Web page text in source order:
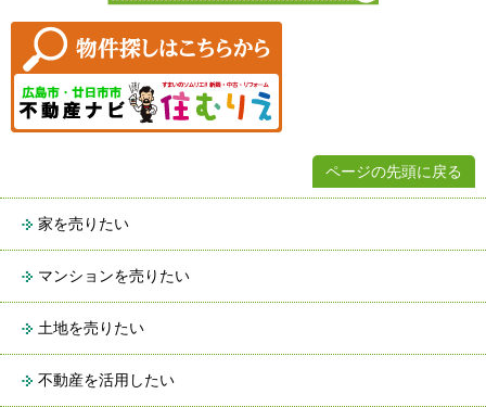
ページの先頭に戻る
家を売りたい
マンションを売りたい
土地を売りたい
不動産を活用したい